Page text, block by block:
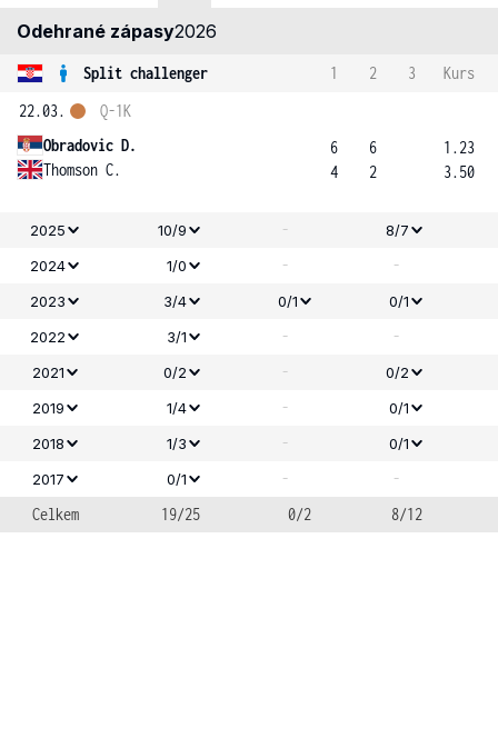
Odehrané zápasy2026
Split challenger 1 2 3
Kurs
22.03.
Obradovic D.
Thomson C.
Q-1K
6
4
6
2
1.23
3.50
2025 10/9 -
8/7
2024
1/0 - -
2023 3/4 0/1
0/1
2022
3/1 - -
2021 0/2 -
0/2
2019
1/4 -
0/1
2018
1/3 -
0/1
2017
0/1 -
-
Celkem
19/25 0/2 8/12